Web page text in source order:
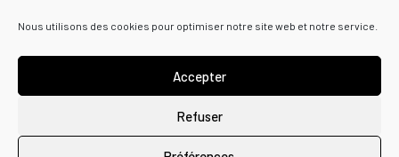
Nous utilisons des cookies pour optimiser notre site web et notre service.
Accepter
Refuser